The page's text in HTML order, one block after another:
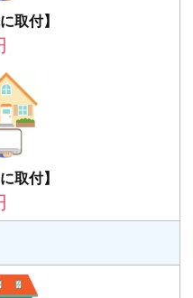
取付】
取付】